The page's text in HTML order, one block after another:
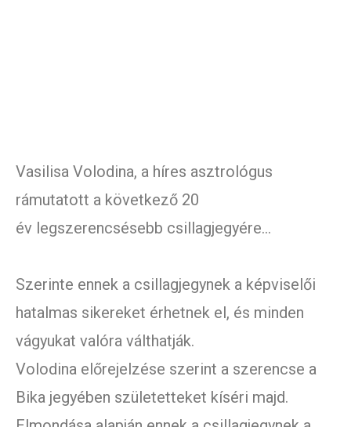
Vasilisa Volodina, a híres asztrológus
rámutatott a következő 20
év legszerencsésebb csillagjegyére…
Szerinte ennek a csillagjegynek a képviselői
hatalmas sikereket érhetnek el, és minden
vágyukat valóra válthatják.
Volodina előrejelzése szerint a szerencse a
Bika jegyében születetteket kíséri majd.